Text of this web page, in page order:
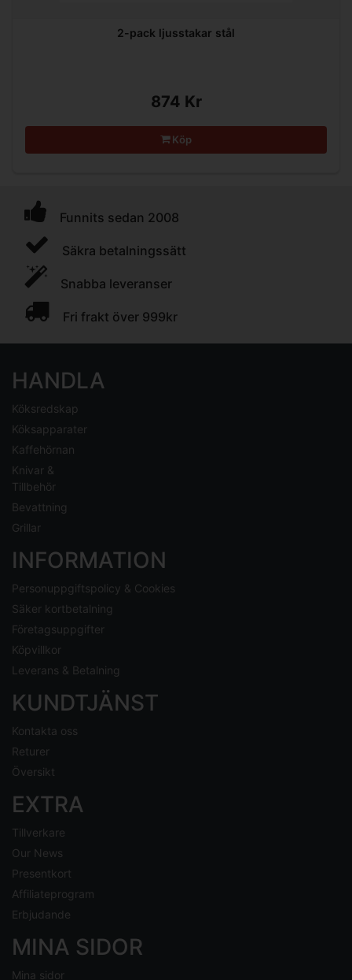
2-pack ljusstakar stål
874 Kr
Köp
Funnits sedan 2008
Säkra betalningssätt
Snabba leveranser
Fri frakt över 999kr
HANDLA
Köksredskap
Köksapparater
Kaffehörnan
Knivar &
Tillbehör
Bevattning
Grillar
INFORMATION
Personuppgiftspolicy & Cookies
Säker kortbetalning
Företagsuppgifter
Köpvillkor
Leverans & Betalning
KUNDTJÄNST
Kontakta oss
Returer
Översikt
EXTRA
Tillverkare
Our News
Presentkort
Affiliateprogram
Erbjudande
MINA SIDOR
Mina sidor